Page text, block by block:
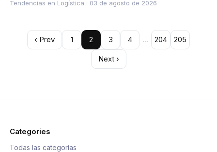
Tendencias en Logística · 03 de agosto de 2026
‹ Prev 1 2 3 4 … 204 205
Next ›
Categories
Todas las categorías